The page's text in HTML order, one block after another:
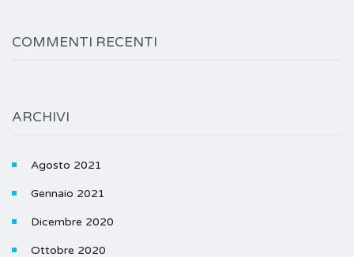
COMMENTI RECENTI
ARCHIVI
Agosto 2021
Gennaio 2021
Dicembre 2020
Ottobre 2020